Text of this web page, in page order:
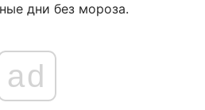
дни без мороза.
ad